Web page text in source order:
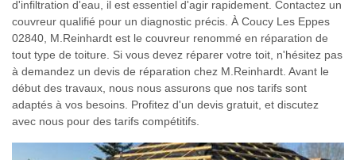
d'infiltration d'eau, il est essentiel d'agir rapidement. Contactez un
couvreur qualifié pour un diagnostic précis. À Coucy Les Eppes
02840, M.Reinhardt est le couvreur renommé en réparation de
tout type de toiture. Si vous devez réparer votre toit, n'hésitez pas
à demandez un devis de réparation chez M.Reinhardt. Avant le
début des travaux, nous nous assurons que nos tarifs sont
adaptés à vos besoins. Profitez d'un devis gratuit, et discutez
avec nous pour des tarifs compétitifs.